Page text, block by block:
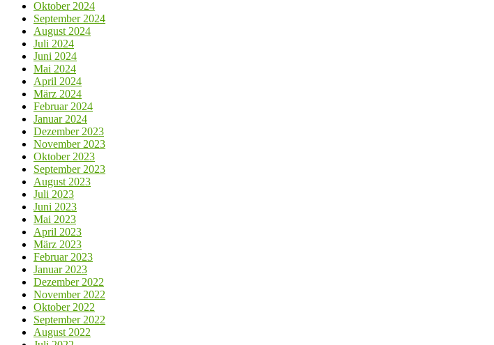
Oktober 2024
September 2024
August 2024
Juli 2024
Juni 2024
Mai 2024
April 2024
März 2024
Februar 2024
Januar 2024
Dezember 2023
November 2023
Oktober 2023
September 2023
August 2023
Juli 2023
Juni 2023
Mai 2023
April 2023
März 2023
Februar 2023
Januar 2023
Dezember 2022
November 2022
Oktober 2022
September 2022
August 2022